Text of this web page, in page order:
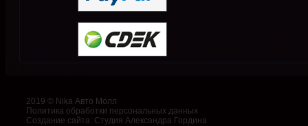
2019 © Nika Авто Молл
Политика обработки персональных данных
Создание сайта: Студия Александра Гордина